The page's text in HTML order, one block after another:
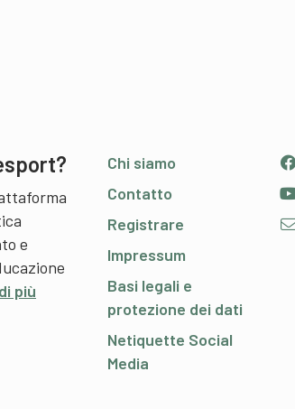
e
più
Chi siamo
Contatto
Registrare
Impressum
Basi legali e
protezione dei dati
Netiquette Social
Media